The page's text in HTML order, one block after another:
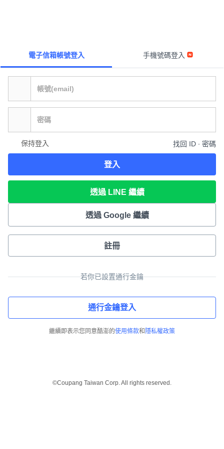
電子信箱帳號登入 手機號碼登入
保持登入 找回 ID ∙ 密碼
登入
透過 LINE 繼續
透過 Google 繼續
註冊
若你已設置通行金鑰
通行金鑰登入
繼續即表示您同意酷澎的使用條款和 隱私權政策
©Coupang Taiwan Corp. All rights reserved.